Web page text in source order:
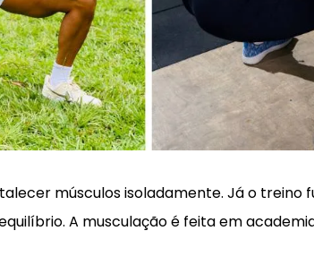
músculos isoladamente. Já o treino
A musculação é feita em